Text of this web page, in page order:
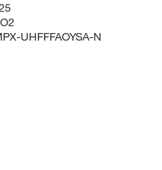
UHFFFAOYSA-N